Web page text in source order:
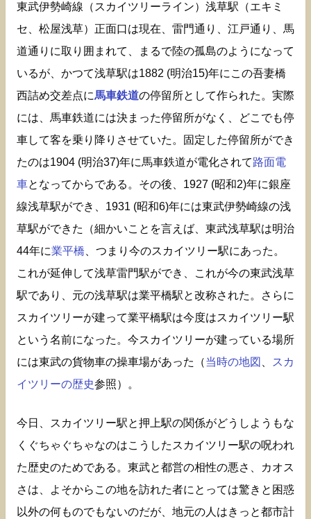
東武伊勢崎線（スカイツリーライン）浅草駅（エキミ
セ、松屋浅草）正面口は現在、雷門通り、江戸通り、馬
道通りに取り囲まれて、まるで陸の孤島のようになって
いるが、かつて浅草駅は1882 (明治15)年にこの吾妻橋
西詰め交差点に馬車鉄道の停留所として作られた。実際
には、馬車鉄道には決まった停留所がなく、どこでも停
車して客を乗り降りさせていた。固定した停留所ができ
たのは1904 (明治37)年に馬車鉄道が電化されて路面電
車となってからである。その後、1927 (昭和2)年に銀座
線浅草駅ができ、1931 (昭和6)年には東武伊勢崎線の浅
草駅ができた（細かいことを言えば、東武浅草駅は明治
44年に業平橋 、つまり今のスカイツリー駅にあった。
これが延伸して浅草雷門駅ができ、これが今の東武浅草
駅であり、元の浅草駅は業平橋駅と改称された。さらに
スカイツリーが建って業平橋駅は今度はスカイツリー駅
という名前になった。今スカイツリーが建っている場所
には東武の貨物車の操車場があった（当時の地図
スカ
イツリーの歴史参照）。
今日、スカイツリー駅と押上駅の関係がどうしようもな
くぐちゃぐちゃなのはこうしたスカイツリー駅の呪われ
た歴史のためである。東武と都営の相性の悪さ、カオス
さは、よそからこの地を訪れた者にとっては驚きと困惑
以外の何ものでもないのだが、地元の人はきっと都市計